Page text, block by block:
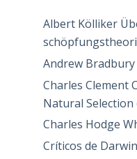
Albert Kölliker
Andrew Bradbury
Charles Clement
Natural Selection
Charles Hodge
Críticos de